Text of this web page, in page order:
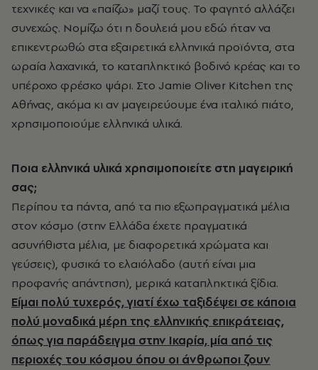
τεχνικές και να «παίζω» μαζί τους. Το φαγητό αλλάζει
συνεχώς. Νομίζω ότι η δουλειά μου εδώ ήταν να
επικεντρωθώ στα εξαιρετικά ελληνικά προϊόντα, στα
ωραία λαχανικά, το καταπληκτικό βοδινό κρέας και το
υπέροχο φρέσκο ψάρι. Στο Jamie Oliver Kitchen της
Αθήνας, ακόμα κι αν μαγειρεύουμε ένα ιταλικό πιάτο,
χρησιμοποιούμε ελληνικά υλικά.
Ποια ελληνικά υλικά χρησιμοποιείτε στη μαγειρική
σας;
Περίπου τα πάντα, από τα πιο εξωπραγματικά μέλια
στον κόσμο (στην Ελλάδα έχετε πραγματικά
ασυνήθιστα μέλια, με διαφορετικά χρώματα και
γεύσεις), φυσικά το ελαιόλαδο (αυτή είναι μια
προφανής απάντηση), μερικά καταπληκτικά ξίδια.
Είμαι πολύ τυχερός, γιατί έχω ταξιδέψει σε κάποια
πολύ μοναδικά μέρη της ελληνικής επικράτειας,
όπως για παράδειγμα στην Ικαρία, μία από τις
περιοχές του κόσμου όπου οι άνθρωποι ζουν